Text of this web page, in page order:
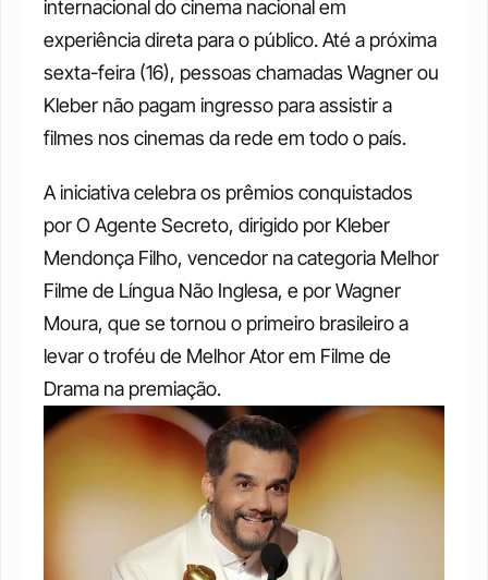
internacional do cinema nacional em
experiência direta para o público. Até a próxima
sexta-feira (16), pessoas chamadas Wagner ou
Kleber não pagam ingresso para assistir a
filmes nos cinemas da rede em todo o país.
A iniciativa celebra os prêmios conquistados
por O Agente Secreto, dirigido por Kleber
Mendonça Filho, vencedor na categoria Melhor
Filme de Língua Não Inglesa, e por Wagner
Moura, que se tornou o primeiro brasileiro a
levar o troféu de Melhor Ator em Filme de
Drama na premiação.